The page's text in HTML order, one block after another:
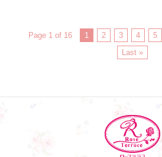
Page 1 of 16 1 2 3 4 5
Last »